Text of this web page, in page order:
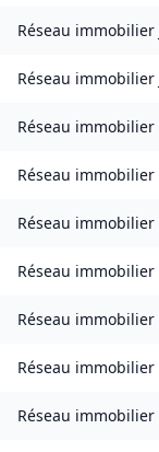
Réseau immobilier
Réseau immobilier
Réseau immobilier
Réseau immobilier
Réseau immobilier
Réseau immobilier
Réseau immobilier
Réseau immobilier
Réseau immobilier